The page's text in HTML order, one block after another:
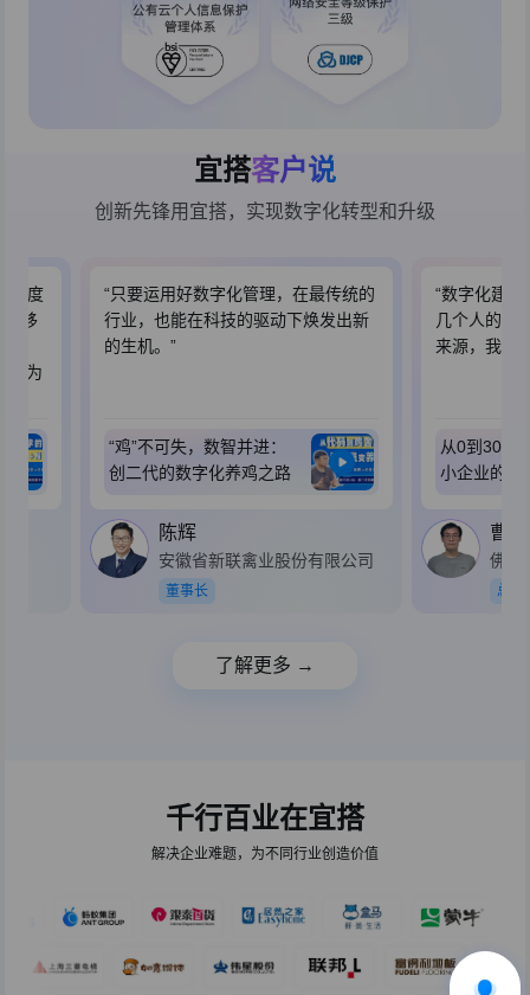
宜搭客户说
创新先锋用宜搭，实现数字化转型和升级
跃度
的移
成为
“只要运用好数字化管理，在最传统的
行业，也能在科技的驱动下焕发出新
的生机。”
“鸡”不可失，数智并进：
创二代的数字化养鸡之路
陈辉
安徽省新联禽业股份有限公司
董事长
“数字化建
几个人的小
来源，我认
从0到3000
小企业的数
曹
佛山
总经
了解更多 →
千行百业在宜搭
解决企业难题，为不同行业创造价值